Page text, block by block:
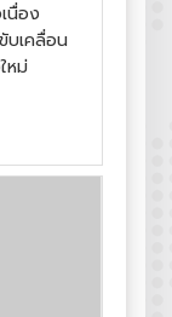
นื่อง
บเคลื่อน
หม่